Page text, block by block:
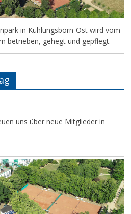
in Kühlungsborn-Ost wird vom
betrieben, gehegt und gepflegt.
uns über neue Mitglieder in